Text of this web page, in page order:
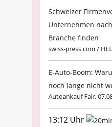
Schweizer
Unternehmen
Branche finden
swiss-press.com /
E-Auto-Boom:
noch lange nicht
Autoankauf Fair,
13:12 Uhr